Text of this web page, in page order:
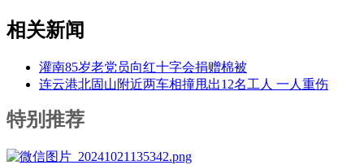
相关新闻
灌南85岁老党员向红十字会捐赠棉被
连云港北固山附近两车相撞甩出12名工人 一人重伤
特别推荐